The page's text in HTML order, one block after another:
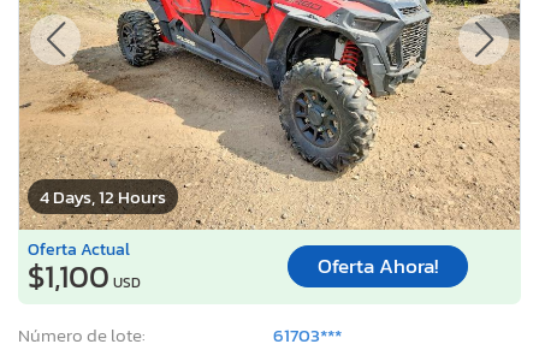
4 Days, 12 Hours
Oferta Actual
$1,100 USD
Oferta Ahora!
Número de lote:
61703***